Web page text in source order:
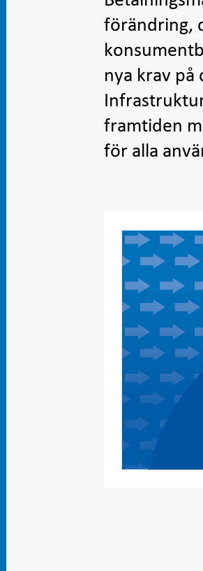
förändring,
nya krav på
framtiden
för alla